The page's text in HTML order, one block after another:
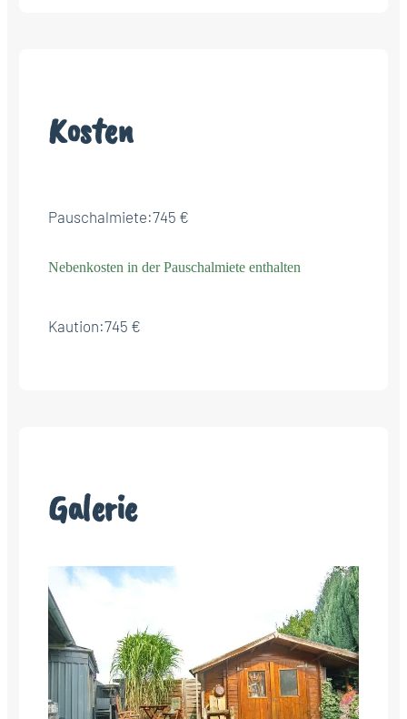
Kosten
Pauschalmiete:745 €
Nebenkosten in der Pauschalmiete enthalten
Kaution:745 €
Galerie